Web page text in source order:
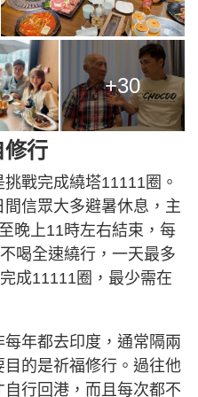
+30
修行
戰完成繞塔11111圈。
信眾大多避暑休息，主
晚上11時左右結束，每
喝全速繞行，一天最多
成11111圈，最少需在
年都去印度，通常隔兩
的是祈福修行。過往他
行回港，而且每次都不